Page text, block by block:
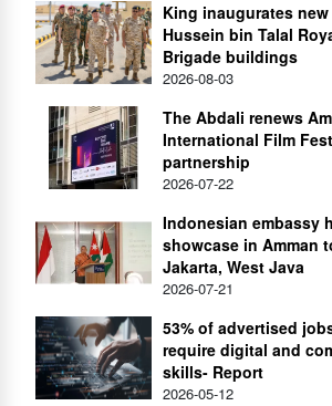
King inaugurates
Hussein bin Talal
Brigade buildings
2026-08-03
The Abdali renews
International Film
partnership
2026-07-22
Indonesian embassy
showcase in Amman
Jakarta, West Java
2026-07-21
53% of advertised
require digital and
skills- Report
2026-05-12